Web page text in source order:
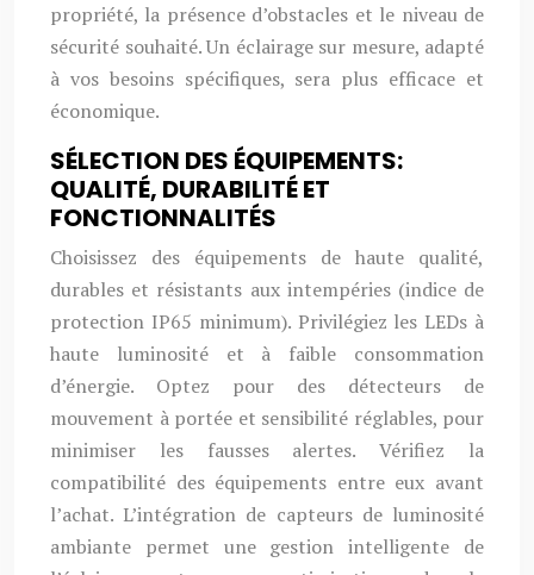
propriété, la présence d’obstacles et le niveau de
sécurité souhaité. Un éclairage sur mesure, adapté
à vos besoins spécifiques, sera plus efficace et
économique.
SÉLECTION DES ÉQUIPEMENTS:
QUALITÉ, DURABILITÉ ET
FONCTIONNALITÉS
Choisissez des équipements de haute qualité,
durables et résistants aux intempéries (indice de
protection IP65 minimum). Privilégiez les LEDs à
haute luminosité et à faible consommation
d’énergie. Optez pour des détecteurs de
mouvement à portée et sensibilité réglables, pour
minimiser les fausses alertes. Vérifiez la
compatibilité des équipements entre eux avant
l’achat. L’intégration de capteurs de luminosité
ambiante permet une gestion intelligente de